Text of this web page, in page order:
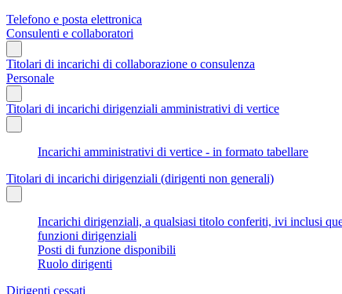
Telefono e posta elettronica
Consulenti e collaboratori
Titolari di incarichi di collaborazione o consulenza
Personale
Titolari di incarichi dirigenziali amministrativi di vertice
Incarichi amministrativi di vertice - in formato tabellare
Titolari di incarichi dirigenziali (dirigenti non generali)
Incarichi dirigenziali, a qualsiasi titolo conferiti, ivi inclusi
funzioni dirigenziali
Posti di funzione disponibili
Ruolo dirigenti
Dirigenti cessati